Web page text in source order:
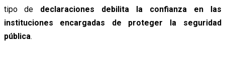
tipo de declaraciones debilita la confianza en las
instituciones encargadas de proteger la seguridad
pública.